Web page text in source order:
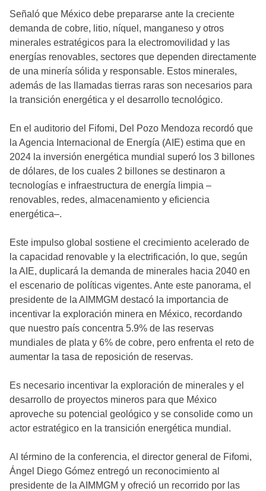
Señaló que México debe prepararse ante la creciente
demanda de cobre, litio, níquel, manganeso y otros
minerales estratégicos para la electromovilidad y las
energías renovables, sectores que dependen directamente
de una minería sólida y responsable. Estos minerales,
además de las llamadas tierras raras son necesarios para
la transición energética y el desarrollo tecnológico.
En el auditorio del Fifomi, Del Pozo Mendoza recordó que
la Agencia Internacional de Energía (AIE) estima que en
2024 la inversión energética mundial superó los 3 billones
de dólares, de los cuales 2 billones se destinaron a
tecnologías e infraestructura de energía limpia –
renovables, redes, almacenamiento y eficiencia
energética–.
Este impulso global sostiene el crecimiento acelerado de
la capacidad renovable y la electrificación, lo que, según
la AIE, duplicará la demanda de minerales hacia 2040 en
el escenario de políticas vigentes. Ante este panorama, el
presidente de la AIMMGM destacó la importancia de
incentivar la exploración minera en México, recordando
que nuestro país concentra 5.9% de las reservas
mundiales de plata y 6% de cobre, pero enfrenta el reto de
aumentar la tasa de reposición de reservas.
Es necesario incentivar la exploración de minerales y el
desarrollo de proyectos mineros para que México
aproveche su potencial geológico y se consolide como un
actor estratégico en la transición energética mundial.
Al término de la conferencia, el director general de Fifomi,
Ángel Diego Gómez entregó un reconocimiento al
presidente de la AIMMGM y ofreció un recorrido por las